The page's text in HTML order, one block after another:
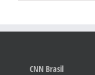
CNN Brasil